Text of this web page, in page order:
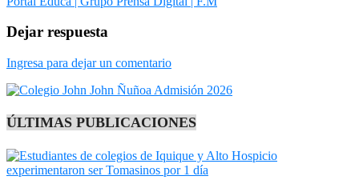
Dejar respuesta
Ingresa para dejar un comentario
ÚLTIMAS PUBLICACIONES